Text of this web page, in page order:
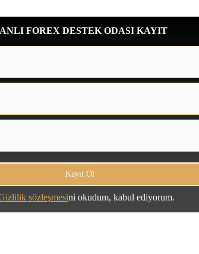
FOREX DESTEK ODASI KAYIT
sözleşmesini okudum, kabul ediyorum.